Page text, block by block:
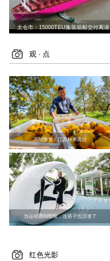
太仓市：15000TEU集装箱船交付离港
观 · 点
高甜预警！江苏秋果高挂
当运动遇到智能，这搭子也没谁了
红色光影